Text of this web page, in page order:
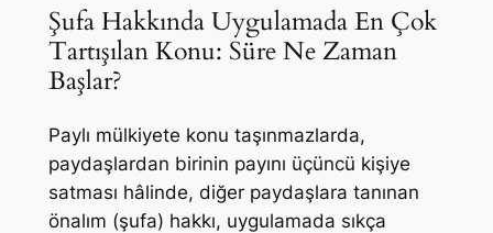
Şufa Hakkında Uygulamada En Çok
Tartışılan Konu: Süre Ne Zaman
Başlar?
Paylı mülkiyete konu taşınmazlarda,
paydaşlardan birinin payını üçüncü kişiye
satması hâlinde, diğer paydaşlara tanınan
önalım (şufa) hakkı, uygulamada sıkça